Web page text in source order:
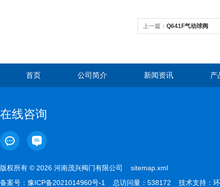
上一篇： Q641F气动球阀
首页 公司简介 新闻资讯 产
在线咨询
版权所有 © 2026 河南茂兴阀门有限公司 sitemap.xml
备案号： 豫ICP备2021014960号-1 总访问量：538172 技术支持： 环